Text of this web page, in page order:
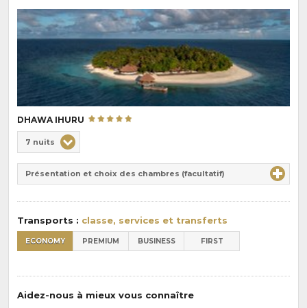
DHAWA IHURU
de
pension
:
Durée
7 nuits
Présentation et choix des chambres (facultatif)
Transports : classe, services et transferts
ECONOMY PREMIUM BUSINESS FIRST
Aidez-nous à mieux vous connaître